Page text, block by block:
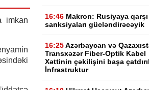
imkan
16:46 Makron: Rusiyaya qarşı
sanksiyaları gücləndirəcəyik
16:25 Azərbaycan və
Transxəzər Fiber-Optik Kabel
Xəttinin çəkilişini başa
İnfrastruktur